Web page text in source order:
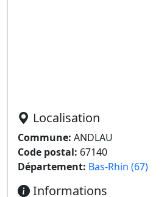
Localisation
Commune: ANDLAU
Code postal: 67140
Département: Bas-Rhin (67)
Informations